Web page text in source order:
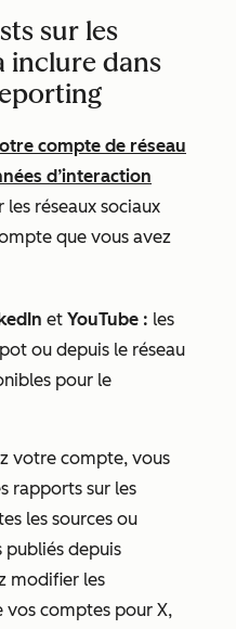
sur les
inclure dans
compte de réseau
d’interaction
les réseaux sociaux
que vous avez
et YouTube : les
ou depuis le réseau
pour le
votre compte, vous
rapports sur les
les sources ou
publiés depuis
modifier les
vos comptes pour X,